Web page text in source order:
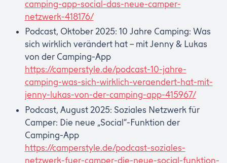
camping-app-social-das-neue-camper-
netzwerk-418176/
Podcast, Oktober 2025: 10 Jahre Camping: Was
sich wirklich verändert hat – mit Jenny & Lukas
von der Camping-App
https://camperstyle.de/podcast-10-jahre-
camping-was-sich-wirklich-veraendert-hat-mit-
jenny-lukas-von-der-camping-app-415967/
Podcast, August 2025: Soziales Netzwerk für
Camper: Die neue „Social“-Funktion der
Camping-App
https://camperstyle.de/podcast-soziales-
netzwerk-fuer-camper-die-neue-social-funktion-